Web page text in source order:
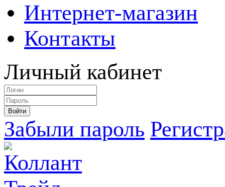
Интернет-магазин
Контакты
Личный кабинет
Забыли пароль